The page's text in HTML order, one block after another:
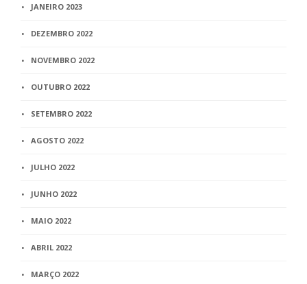
JANEIRO 2023
DEZEMBRO 2022
NOVEMBRO 2022
OUTUBRO 2022
SETEMBRO 2022
AGOSTO 2022
JULHO 2022
JUNHO 2022
MAIO 2022
ABRIL 2022
MARÇO 2022